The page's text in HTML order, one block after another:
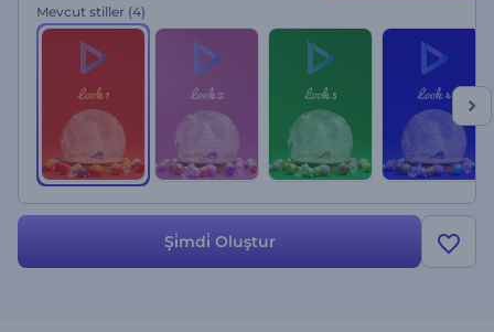
Mevcut stiller (4)
Şi̇mdi̇ Oluştur